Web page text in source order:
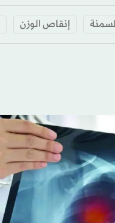
إنقاص الوزن